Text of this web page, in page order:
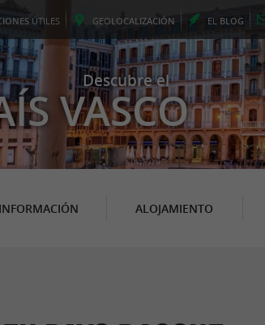
ÚTILES GEOLOCALIZACIÓN EL BLOG
Descubre el
VASCO
INFORMACIÓN ALOJAMIENTO